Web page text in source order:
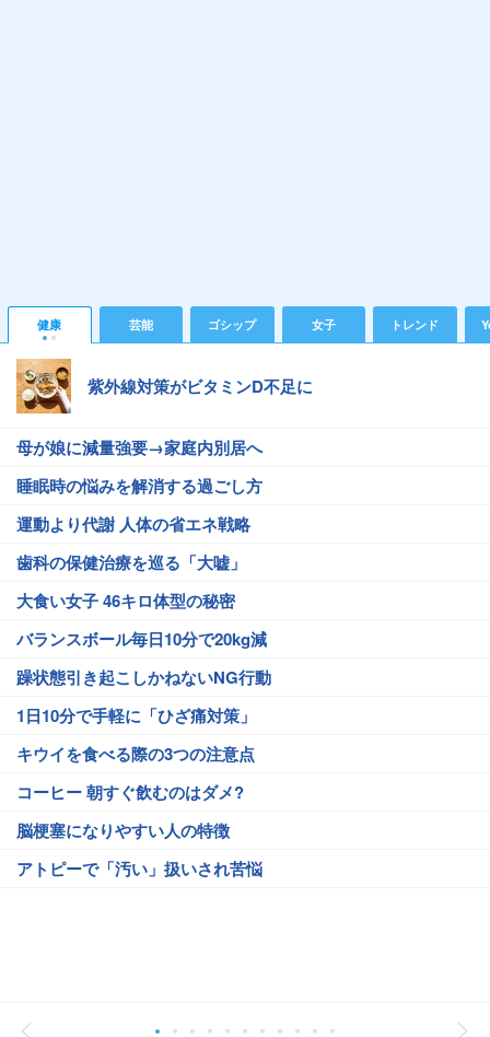
健康 芸能 ゴシップ 女子 トレンド
紫外線対策がビタミンD不足に
母が娘に減量強要→家庭内別居へ
睡眠時の悩みを解消する過ごし方
運動より代謝 人体の省エネ戦略
歯科の保健治療を巡る「大嘘」
大食い女子 46キロ体型の秘密
バランスボール毎日10分で20kg減
躁状態引き起こしかねないNG行動
1日10分で手軽に「ひざ痛対策」
キウイを食べる際の3つの注意点
コーヒー 朝すぐ飲むのはダメ?
脳梗塞になりやすい人の特徴
アトピーで「汚い」扱いされ苦悩